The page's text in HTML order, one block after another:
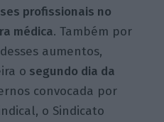
profissionais no
médica. Também por
aumentos,
o segundo dia da
convocada por
o Sindicato